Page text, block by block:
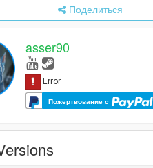
Поделиться
asser90
Пожертвование с